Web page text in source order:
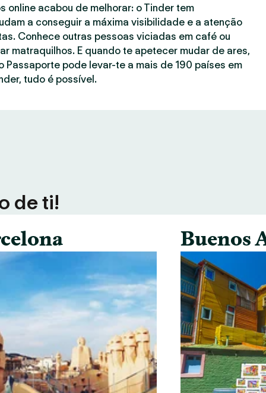
online acabou de melhorar: o Tinder tem
a conseguir a máxima visibilidade e a atenção
Conhece outras pessoas viciadas em café ou
matraquilhos. E quando te apetecer mudar de ares,
Passaporte pode levar-te a mais de 190 países em
tudo é possível.
de ti!
Buenos